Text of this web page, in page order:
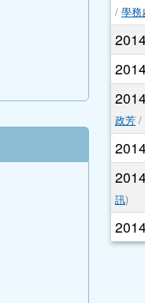
/ 學務
政芳/
訊)